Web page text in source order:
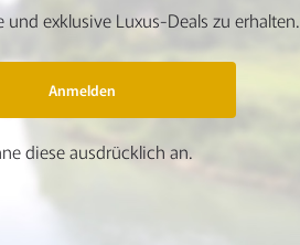
exklusive Luxus-Deals zu erhalten.
Anmelden
diese ausdrücklich an.